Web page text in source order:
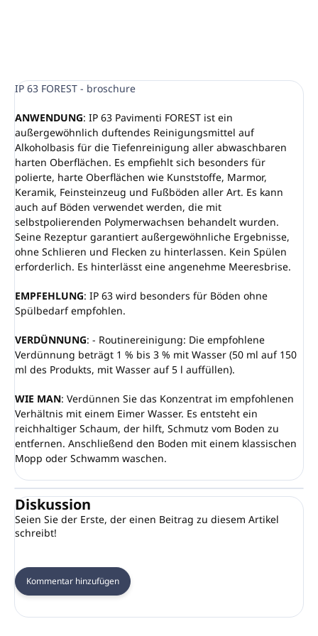
IP 63 FOREST - broschure
ANWENDUNG: IP 63 Pavimenti FOREST ist ein
außergewöhnlich duftendes Reinigungsmittel auf
Alkoholbasis für die Tiefenreinigung aller abwaschbaren
harten Oberflächen. Es empfiehlt sich besonders für
polierte, harte Oberflächen wie Kunststoffe, Marmor,
Keramik, Feinsteinzeug und Fußböden aller Art. Es kann
auch auf Böden verwendet werden, die mit
selbstpolierenden Polymerwachsen behandelt wurden.
Seine Rezeptur garantiert außergewöhnliche Ergebnisse,
ohne Schlieren und Flecken zu hinterlassen. Kein Spülen
erforderlich. Es hinterlässt eine angenehme Meeresbrise.
EMPFEHLUNG: IP 63 wird besonders für Böden ohne
Spülbedarf empfohlen.
VERDÜNNUNG: - Routinereinigung: Die empfohlene
Verdünnung beträgt 1 % bis 3 % mit Wasser (50 ml auf 150
ml des Produkts, mit Wasser auf 5 l auffüllen).
WIE MAN: Verdünnen Sie das Konzentrat im empfohlenen
Verhältnis mit einem Eimer Wasser. Es entsteht ein
reichhaltiger Schaum, der hilft, Schmutz vom Boden zu
entfernen. Anschließend den Boden mit einem klassischen
Mopp oder Schwamm waschen.
Diskussion
Seien Sie der Erste, der einen Beitrag zu diesem Artikel
schreibt!
Kommentar hinzufügen